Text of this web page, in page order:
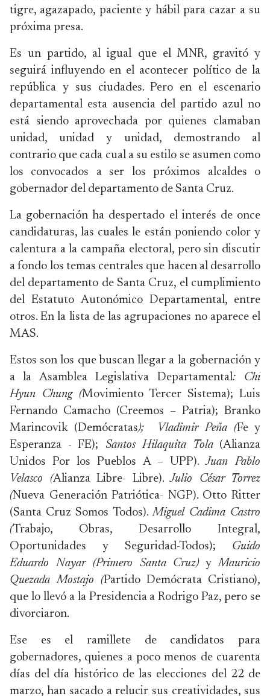
tigre, agazapado, paciente y hábil para cazar a su
próxima presa.
Es un partido, al igual que el MNR, gravitó y
seguirá influyendo en el acontecer político de la
república y sus ciudades. Pero en el escenario
departamental esta ausencia del partido azul no
está siendo aprovechada por quienes clamaban
unidad, unidad y unidad, demostrando al
contrario que cada cual a su estilo se asumen como
los convocados a ser los próximos alcaldes o
gobernador del departamento de Santa Cruz.
La gobernación ha despertado el interés de once
candidaturas, las cuales le están poniendo color y
calentura a la campaña electoral, pero sin discutir
a fondo los temas centrales que hacen al desarrollo
del departamento de Santa Cruz, el cumplimiento
del Estatuto Autonómico Departamental, entre
otros. En la lista de las agrupaciones no aparece el
MAS.
Estos son los que buscan llegar a la gobernación y
a la Asamblea Legislativa Departamental: Chi
Hyun Chung (Movimiento Tercer Sistema); Luis
Fernando Camacho (Creemos – Patria); Branko
Marincovik (Demócratas); Vladimir Peña (Fe y
Esperanza - FE); Santos Hilaquita Tola(Alianza
Unidos Por los Pueblos A – UPP).Juan Pablo
Velasco (Alianza Libre- Libre).Julio César Torrez
(Nueva Generación Patriótica- NGP). Otto Ritter
(Santa Cruz Somos Todos).Miguel Cadima Castro
(Trabajo, Obras, Desarrollo Integral,
Oportunidades y Seguridad-Todos); Guido
Eduardo Nayar (Primero Santa Cruz)yMauricio
Quezada Mostajo (Partido Demócrata Cristiano),
que lo llevó a la Presidencia a Rodrigo Paz, pero se
divorciaron.
Ese es el ramillete de candidatos para
gobernadores, quienes a poco menos de cuarenta
días del día histórico de las elecciones del 22 de
marzo, han sacado a relucir sus creatividades, sus